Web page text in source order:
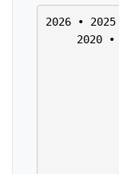
2026 • 2025
2020 •